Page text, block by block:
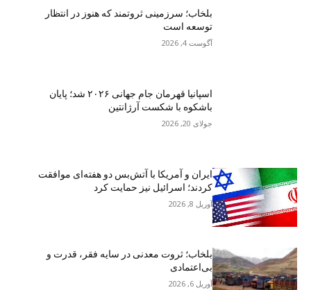
بلخاب؛ سرزمینی ثروتمند که هنوز در انتظار
توسعه است
آگوست 4, 2026
اسپانیا قهرمان جام جهانی ۲۰۲۶ شد؛ پایان
باشکوه با شکست آرژانتین
جولای 20, 2026
ایران و آمریکا با آتش‌بس دو هفته‌ای موافقت
کردند؛ اسرائیل نیز حمایت کرد
آوریل 8, 2026
بلخاب؛ ثروت معدنی در سایه فقر، قدرت و
بی‌اعتمادی
آوریل 6, 2026